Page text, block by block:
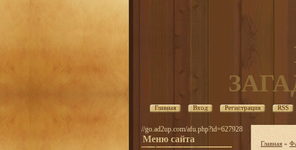
Главная Вход Регистрация RSS
//go.ad2up.com/afu.php?id=627928
Меню сайта Главная »